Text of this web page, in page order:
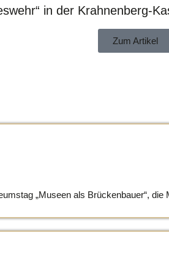
in der Krahnenberg-
Zum Artikel
„Museen als Brückenbauer“,